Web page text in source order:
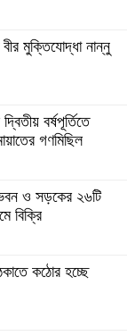
বীর মুক্তিযোদ্ধা নান্নু
বর্ষপূর্তিতে
গণমিছিল
ও সড়কের ২৬টি
বিক্রি
কঠোর হচ্ছে